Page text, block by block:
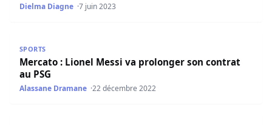
Dielma Diagne 7 juin 2023
SPORTS
Mercato : Lionel Messi va prolonger son contrat
au PSG
Alassane Dramane 22 décembre 2022